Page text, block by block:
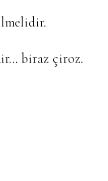
biraz çiroz.